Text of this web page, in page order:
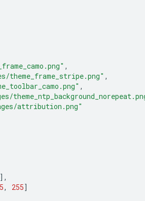
,
theme_frame_stripe.png" ,
,
attribution.png"
],
, 255]